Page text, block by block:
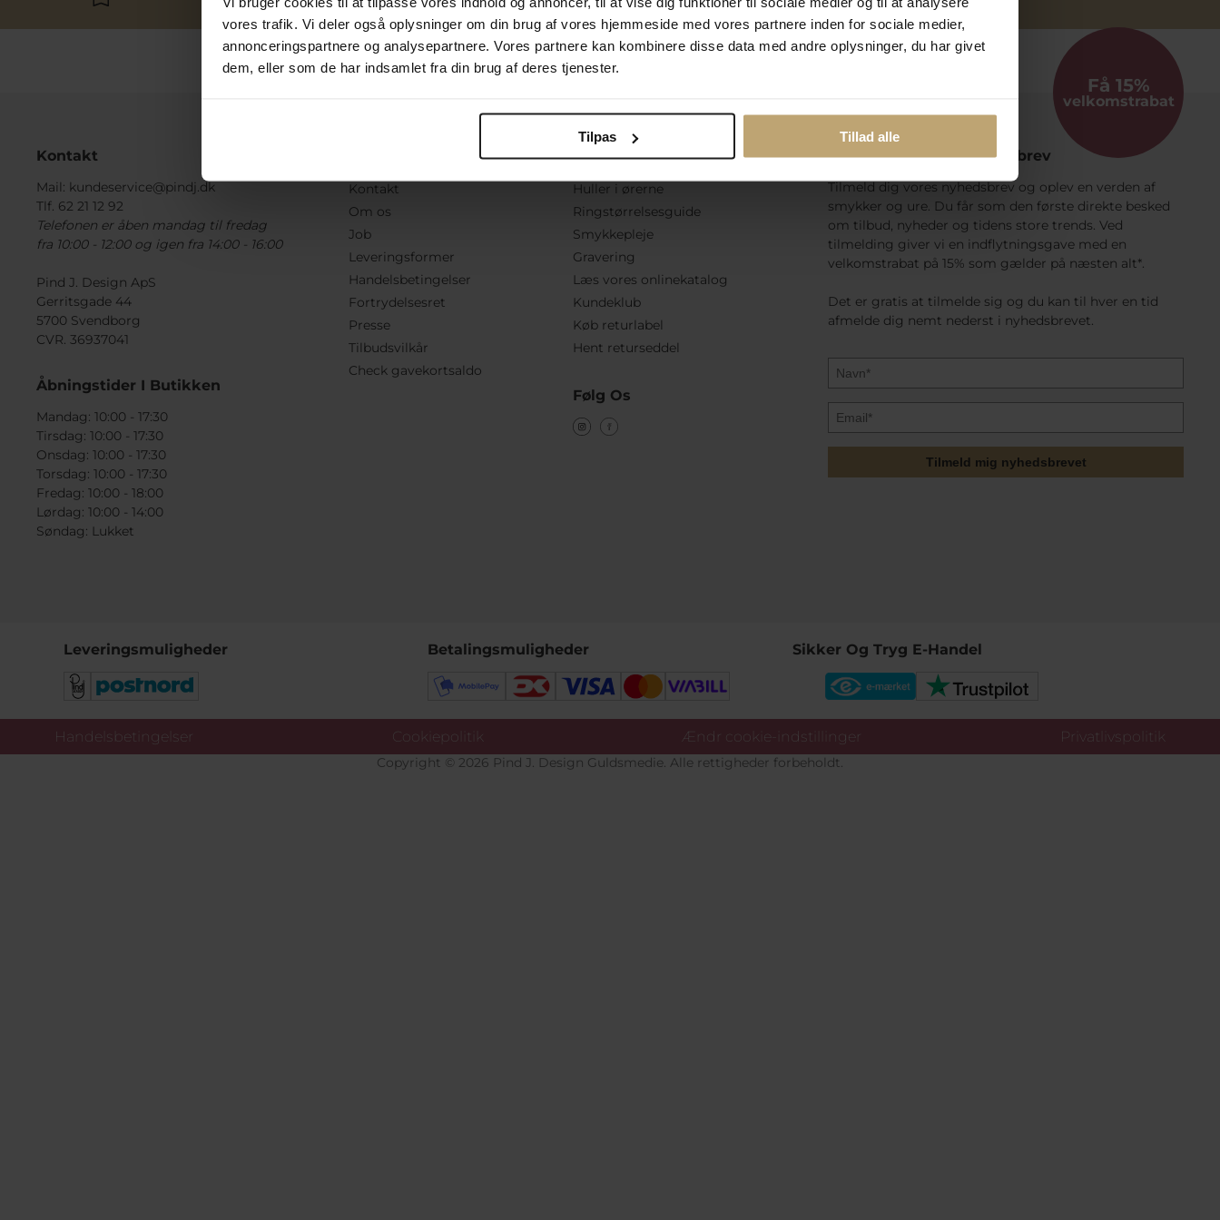
vores trafik. Vi deler også oplysninger om din brug af vores hjemmeside med vores partnere inden for sociale medier,
annonceringspartnere og analysepartnere. Vores partnere kan kombinere disse data med andre oplysninger, du har givet
dem, eller som de har indsamlet fra din brug af deres tjenester.
Tilpas Tillad alle
Kontakt
Mail: kundeservice@pindj.dk
Tlf. 62 21 12 92
Telefonen er åben mandag til fredag
fra 10:00 - 12:00 og igen fra 14:00 - 16:00
Pind J. Design ApS
Gerritsgade 44
5700 Svendborg
CVR. 36937041
Åbningstider I Butikken
Mandag: 10:00 - 17:30
Tirsdag: 10:00 - 17:30
Onsdag: 10:00 - 17:30
Torsdag: 10:00 - 17:30
Fredag: 10:00 - 18:00
Lørdag: 10:00 - 14:00
Søndag: Lukket
Kontakt
Om os
Job
Leveringsformer
Handelsbetingelser
Fortrydelsesret
Presse
Tilbudsvilkår
Check gavekortsaldo
Praktiske Sider
Huller i ørerne
Ringstørrelsesguide
Smykkepleje
Gravering
Læs vores onlinekatalog
Kundeklub
Køb returlabel
Hent returseddel
Følg Os
Få 15%
velkomstrabat
Følg Med I Vores Nyhedsbrev
Tilmeld dig vores nyhedsbrev og oplev en verden af
smykker og ure. Du får som den første direkte besked
om tilbud, nyheder og tidens store trends. Ved
tilmelding giver vi en indflytningsgave med en
velkomstrabat på 15% som gælder på næsten alt*.
Det er gratis at tilmelde sig og du kan til hver en tid
afmelde dig nemt nederst i nyhedsbrevet.
Tilmeld mig nyhedsbrevet
Leveringsmuligheder Betalingsmuligheder Sikker Og Tryg E-Handel
Handelsbetingelser Cookiepolitik Ændr cookie-indstillinger Privatlivspolitik
Copyright © 2026 Pind J. Design Guldsmedie. Alle rettigheder forbeholdt.